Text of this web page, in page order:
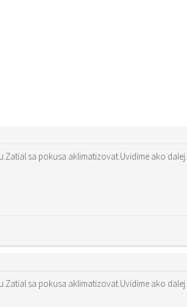
sa pokusa aklimatizovat.Uvidime ako dalej.
sa pokusa aklimatizovat.Uvidime ako dalej.